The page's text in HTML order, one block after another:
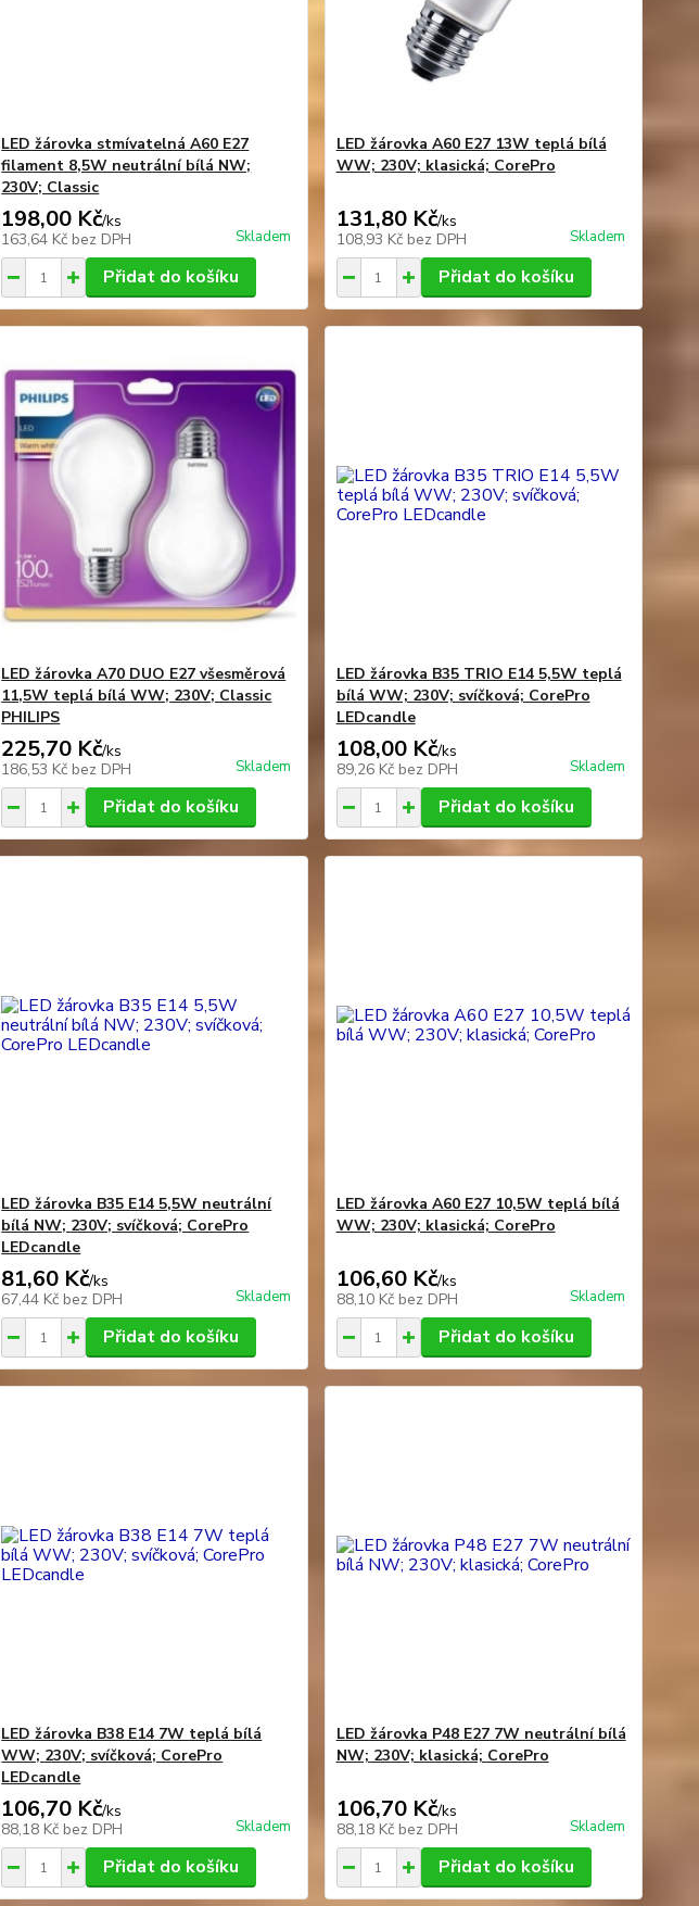
LED žárovka stmívatelná A60 E27
filament 8,5W neutrální bílá NW;
230V; Classic
198,00 Kč/ks
163,64 Kč bez DPH Skladem
Přidat do košíku
LED žárovka A60 E27 13W teplá bílá
WW; 230V; klasická; CorePro
131,80 Kč/ks
108,93 Kč bez DPH Skladem
Přidat do košíku
LED žárovka A70 DUO E27 všesměrová
11,5W teplá bílá WW; 230V; Classic
PHILIPS
225,70 Kč/ks
186,53 Kč bez DPH Skladem
Přidat do košíku
LED žárovka B35 TRIO E14 5,5W teplá
bílá WW; 230V; svíčková; CorePro
LEDcandle
108,00 Kč/ks
89,26 Kč bez DPH Skladem
Přidat do košíku
LED žárovka B35 E14 5,5W neutrální
bílá NW; 230V; svíčková; CorePro
LEDcandle
81,60 Kč/ks
67,44 Kč bez DPH Skladem
Přidat do košíku
LED žárovka A60 E27 10,5W teplá bílá
WW; 230V; klasická; CorePro
106,60 Kč/ks
88,10 Kč bez DPH Skladem
Přidat do košíku
LED žárovka B38 E14 7W teplá bílá
WW; 230V; svíčková; CorePro
LEDcandle
106,70 Kč/ks
88,18 Kč bez DPH Skladem
Přidat do košíku
LED žárovka P48 E27 7W neutrální bílá
NW; 230V; klasická; CorePro
106,70 Kč/ks
88,18 Kč bez DPH Skladem
Přidat do košíku